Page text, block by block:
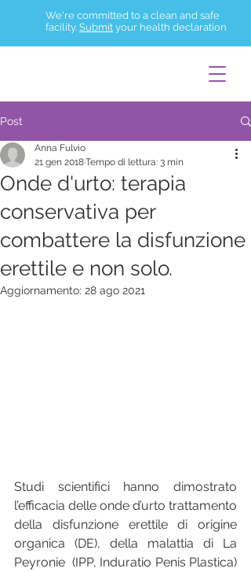
We're committed to a clean and safe
facility. Submit your health declaration
Post
Onde d'urto: terapia
conservativa per
combattere la disfunzione
erettile e non solo.
Anna Fulvio
21 gen 2018Tempo di lettura: 3 min
Aggiornamento: 28 ago 2021
Studi scientifici hanno dimostrato
l’efficacia delle onde d’urto trattamento
della disfunzione erettile di origine
organica (DE), della malattia di La
Peyronie  (IPP, Induratio Penis Plastica)